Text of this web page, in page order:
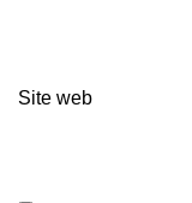
Site web